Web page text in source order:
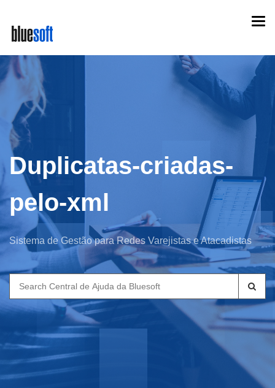
main
content
Duplicatas-criadas-
pelo-xml
Sistema de Gestão para Redes Varejistas e Atacadistas
Search
for: